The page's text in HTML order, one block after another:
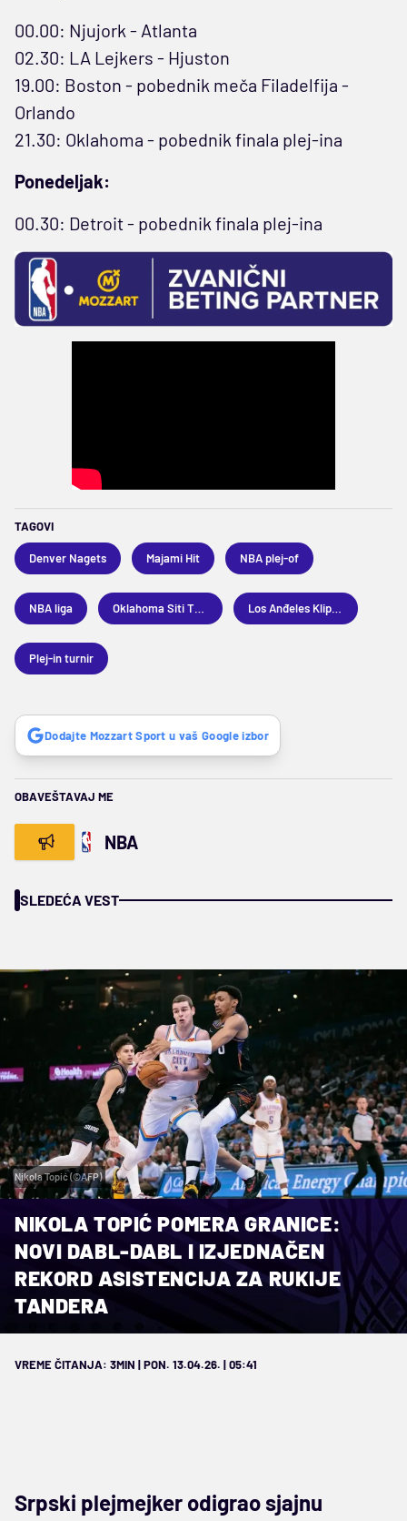
00.00: Njujork - Atlanta
02.30: LA Lejkers - Hjuston
19.00: Boston - pobednik meča Filadelfija -
Orlando
21.30: Oklahoma - pobednik finala plej-ina
Ponedeljak:
00.30: Detroit - pobednik finala plej-ina
TAGOVI
Denver Nagets Majami Hit NBA plej-of
NBA liga Oklahoma Siti Tander Los Anđeles Klipers
Plej-in turnir
Dodajte Mozzart Sport u vaš Google izbor
OBAVEŠTAVAJ ME
NBA
SLEDEĆA VEST
Nikola Topić (©AFP)
NIKOLA TOPIĆ POMERA GRANICE:
NOVI DABL-DABL I IZJEDNAČEN
REKORD ASISTENCIJA ZA RUKIJE
TANDERA
VREME ČITANJA: 3MIN | PON. 13.04.26. | 05:41
Srpski plejmejker odigrao sjajnu